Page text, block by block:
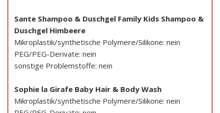
Sante Shampoo & Duschgel Family Kids Shampoo &
Duschgel Himbeere
Mikroplastik/synthetische Polymere/Silikone: nein
PEG/PEG-Derivate: nein
sonstige Problemstoffe: nein
Sophie la Girafe Baby Hair & Body Wash
Mikroplastik/synthetische Polymere/Silikone: nein